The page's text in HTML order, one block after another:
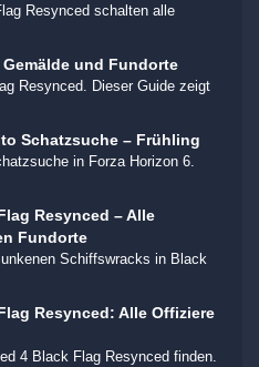
Resynced schalten alle
und Fundorte
Resynced. Dieser Guide zeigt
Schatzsuche – Frühling
in Forza Horizon 6.
Resynced – Alle
Fundorte
Schiffswracks in Black
Resynced: Alle Offiziere
4 Black Flag Resynced finden.